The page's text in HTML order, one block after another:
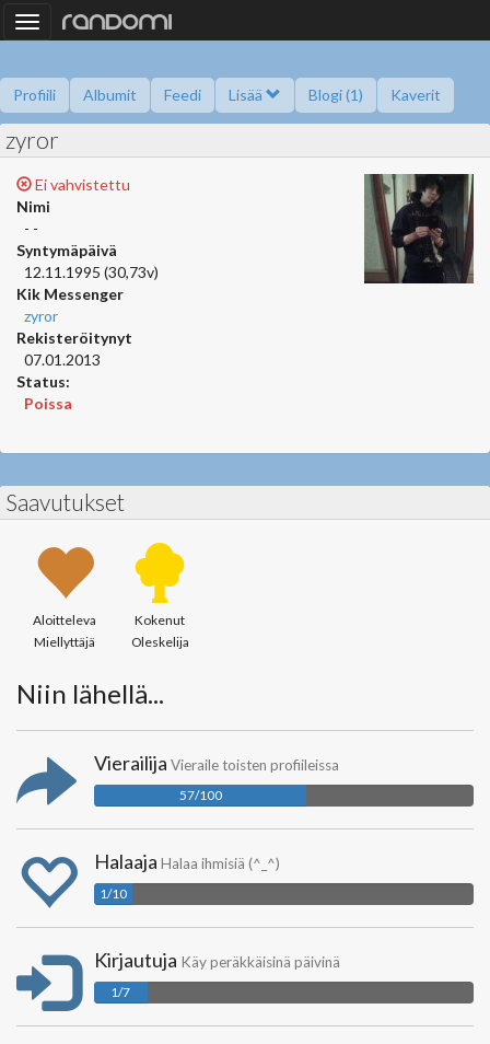
Toggle
navigation
Profiili Albumit Feedi Lisää Blogi (1) Kaverit
Kysy minulta
zyror
Ei vahvistettu
Nimi
- -
Syntymäpäivä
12.11.1995 (30,73v)
Kik Messenger
zyror
Rekisteröitynyt
07.01.2013
Status:
Poissa
Saavutukset
Aloitteleva
Miellyttäjä
Kokenut
Oleskelija
Niin lähellä...
Vierailija Vieraile toisten profiileissa
57/100
Halaaja Halaa ihmisiä (^_^)
1/10
Kirjautuja Käy peräkkäisinä päivinä
1/7